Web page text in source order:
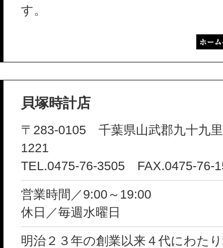
す。
貝塚時計店
〒283-0105 千葉県山武郡九十九
1221
TEL.0475-76-3505 FAX.0475-76-
営業時間／9:00～19:00
休日／毎週水曜日
明治２３年の創業以来４代にわた